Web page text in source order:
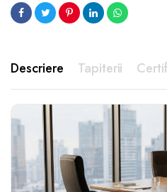
Tapiterii
Descriere